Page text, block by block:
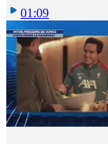
01:09